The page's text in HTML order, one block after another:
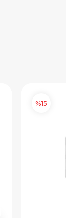
%15